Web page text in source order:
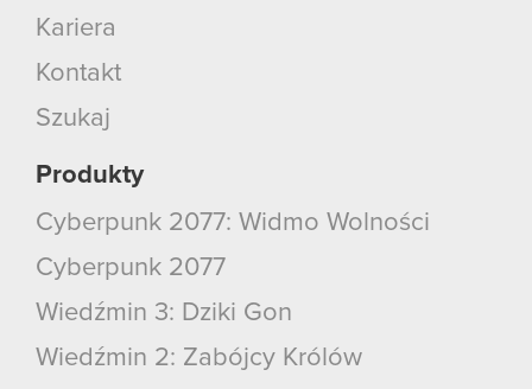
Kariera
Kontakt
Szukaj
Produkty
Cyberpunk 2077: Widmo Wolności
Cyberpunk 2077
Wiedźmin 3: Dziki Gon
Wiedźmin 2: Zabójcy Królów